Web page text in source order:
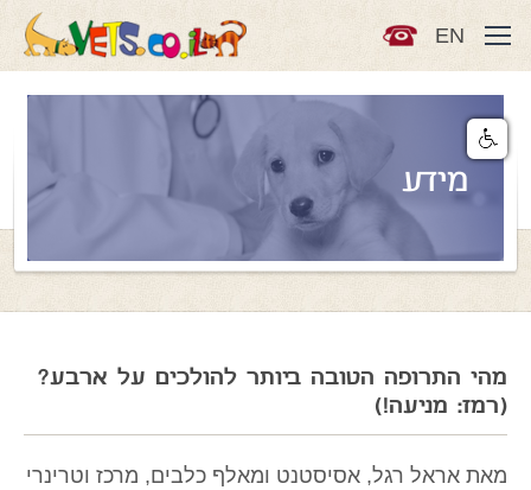
EN
מידע
מהי התרופה הטובה ביותר להולכים על ארבע?
(רמז: מניעה!)
מאת אראל רגל, אסיסטנט ומאלף כלבים, מרכז וטרינרי